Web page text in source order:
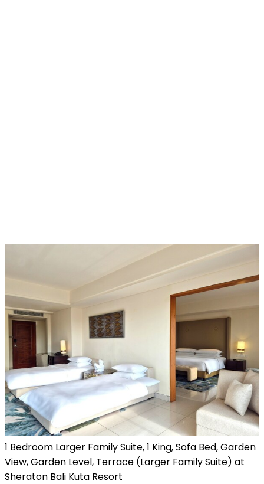
1 Bedroom Larger Family Suite, 1 King, Sofa Bed, Garden
View, Garden Level, Terrace (Larger Family Suite) at
Sheraton Bali Kuta Resort